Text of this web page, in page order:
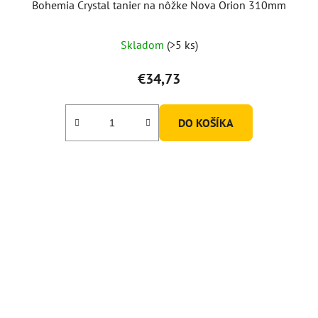
Bohemia Crystal tanier na nôžke Nova Orion 310mm
Skladom (>5 ks)
€34,73
DO KOŠÍKA